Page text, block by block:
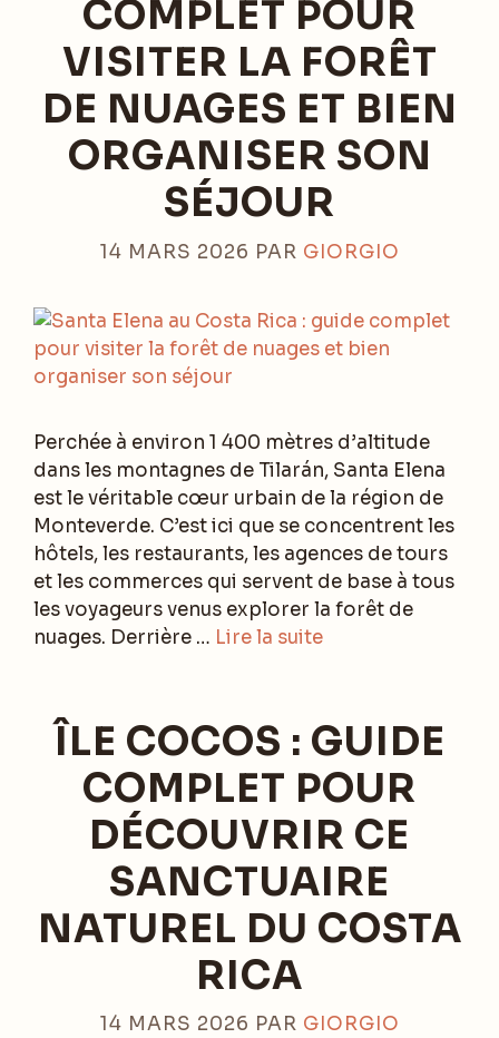
COMPLET POUR
VISITER LA FORÊT
DE NUAGES ET BIEN
ORGANISER SON
SÉJOUR
14 MARS 2026 PAR GIORGIO
Perchée à environ 1 400 mètres d’altitude
dans les montagnes de Tilarán, Santa Elena
est le véritable cœur urbain de la région de
Monteverde. C’est ici que se concentrent les
hôtels, les restaurants, les agences de tours
et les commerces qui servent de base à tous
les voyageurs venus explorer la forêt de
nuages. Derrière … Lire la suite
ÎLE COCOS : GUIDE
COMPLET POUR
DÉCOUVRIR CE
SANCTUAIRE
NATUREL DU COSTA
RICA
14 MARS 2026 PAR GIORGIO